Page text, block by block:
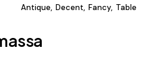
Antique Decent Fancy Table